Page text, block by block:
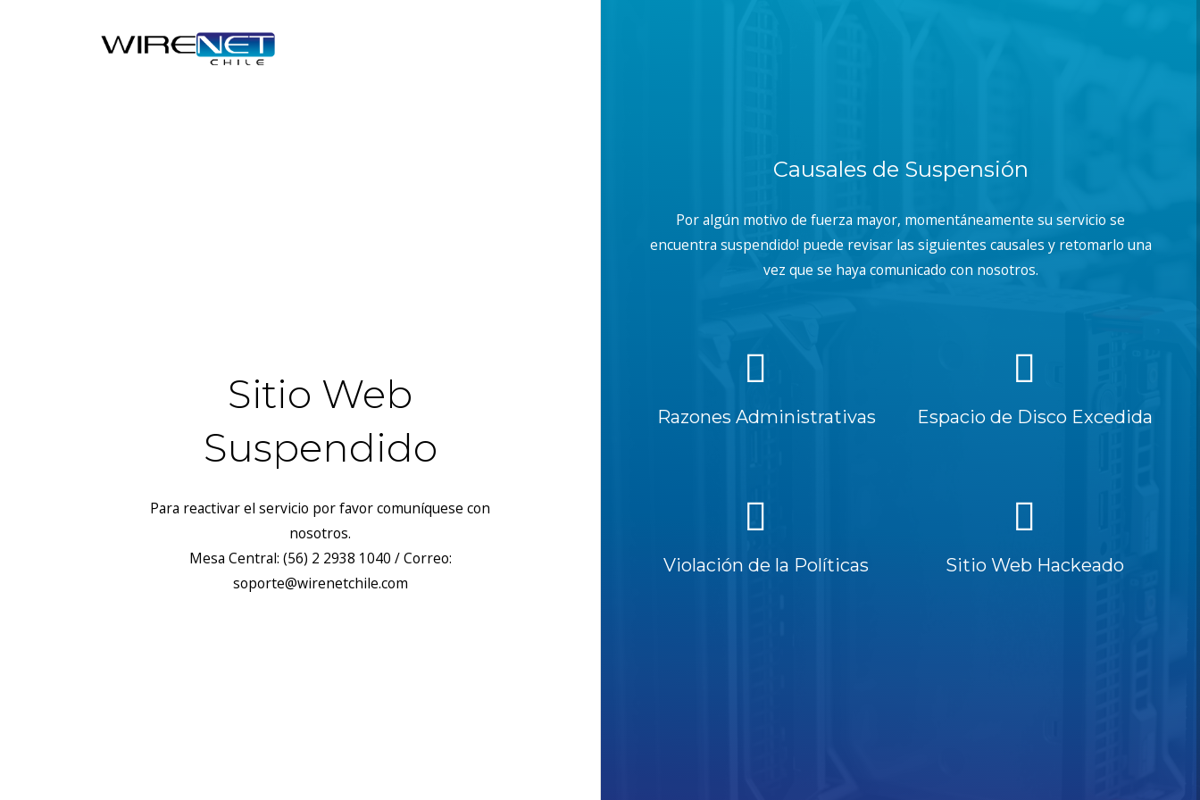
Sitio Web
Suspendido
Para reactivar el servicio por favor comuníquese con
nosotros.
Mesa Central: (56) 2 2938 1040 / Correo:
soporte@wirenetchile.com
Causales de Suspensión
Por algún motivo de fuerza mayor, momentáneamente su servicio se
encuentra suspendido! puede revisar las siguientes causales y retomarlo una
vez que se haya comunicado con nosotros.
Razones Administrativas Espacio de Disco Excedida
Violación de la Políticas Sitio Web Hackeado